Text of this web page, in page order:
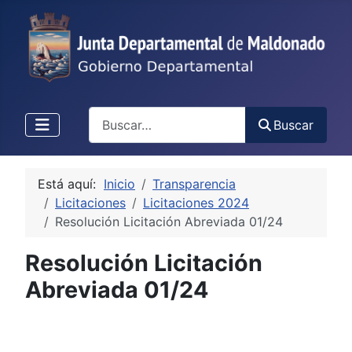
Buscar
Está aquí: Inicio
Transparencia
Licitaciones
Licitaciones 2024
Resolución Licitación Abreviada 01/24
Resolución Licitación
Abreviada 01/24